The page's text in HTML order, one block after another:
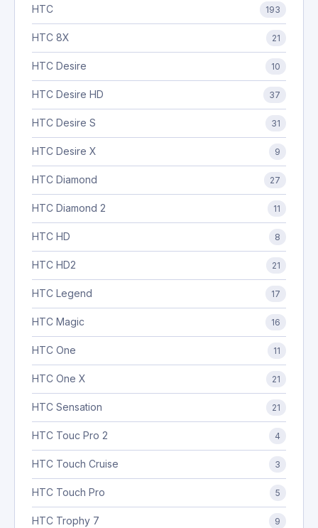
HTC 193
HTC 8X 21
HTC Desire 10
HTC Desire HD 37
HTC Desire S 31
HTC Desire X 9
HTC Diamond 27
HTC Diamond 2 11
HTC HD 8
HTC HD2 21
HTC Legend 17
HTC Magic 16
HTC One 11
HTC One X 21
HTC Sensation 21
HTC Touc Pro 2 4
HTC Touch Cruise 3
HTC Touch Pro 5
HTC Trophy 7 9